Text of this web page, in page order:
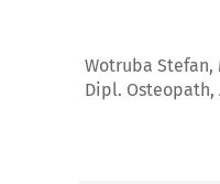
Wotruba Stefan,
Dipl.